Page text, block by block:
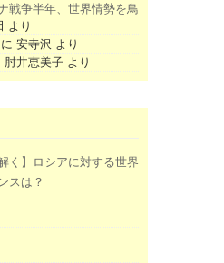
戦争半年、世界情勢を鳥
より
に 安寺沢 より
肘井恵美子 より
く】ロシアに対する世界
スは？